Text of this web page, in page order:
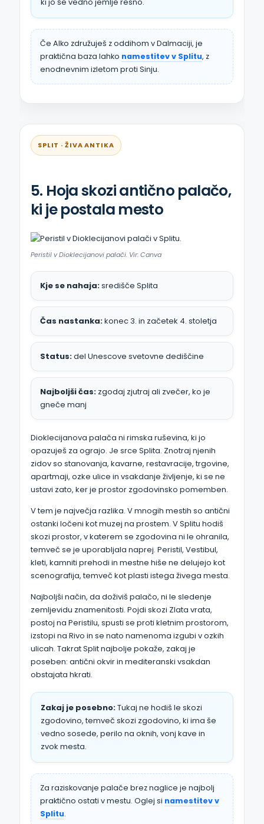
Če Alko združuješ z oddihom v Dalmaciji, je
praktična baza lahko namestitev v Splitu, z
enodnevnim izletom proti Sinju.
SPLIT · ŽIVA ANTIKA
5. Hoja skozi antično palačo,
ki je postala mesto
Peristil v Dioklecijanovi palači. Vir: Canva
Kje se nahaja:središče Splita
Čas nastanka:konec 3. in začetek 4. stoletja
Status:del Unescove svetovne dediščine
Najboljši čas: zgodaj zjutraj ali zvečer, ko je
gneče manj
Dioklecijanova palača ni rimska ruševina, ki jo
opazuješ za ograjo. Je srce Splita. Znotraj njenih
zidov so stanovanja, kavarne, restavracije, trgovine,
apartmaji, ozke ulice in vsakdanje življenje, ki se ne
ustavi zato, ker je prostor zgodovinsko pomemben.
V tem je največja razlika. V mnogih mestih so antični
ostanki ločeni kot muzej na prostem. V Splitu hodiš
skozi prostor, v katerem se zgodovina ni le ohranila,
temveč se je uporabljala naprej. Peristil, Vestibul,
kleti, kamniti prehodi in mestne hiše ne delujejo kot
scenografija, temveč kot plasti istega živega mesta.
Najboljši način, da doživiš palačo, ni le sledenje
zemljevidu znamenitosti. Pojdi skozi Zlata vrata,
postoj na Peristilu, spusti se proti kletnim prostorom,
izstopi na Rivo in se nato namenoma izgubi v ozkih
ulicah. Takrat Split najbolje pokaže, zakaj je
poseben: antični okvir in mediteranski vsakdan
obstajata hkrati.
Zakaj je posebno:Tukaj ne hodiš le skozi
zgodovino, temveč skozi zgodovino, ki ima še
vedno sosede, perilo na oknih, vonj kave in
zvok mesta.
Za raziskovanje palače brez naglice je najbolj
praktično ostati v mestu. Oglej si namestitev v
Splitu.